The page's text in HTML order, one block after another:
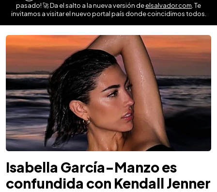
pasado! 🚀 Da el salto a la nueva versión deelsalvador.com . Te
invitamos a visitar el nuevo portal país donde coincidimos todos.
Isabella García-Manzo es
confundida con Kendall Jenner